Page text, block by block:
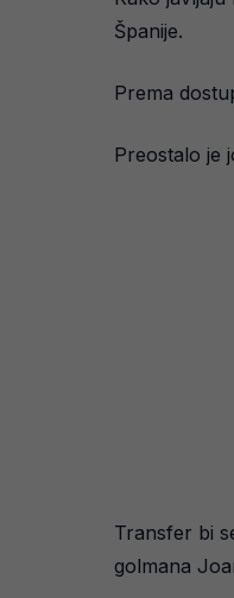
Španije.
Prema
Preostalo je
Transfer bi
golmana